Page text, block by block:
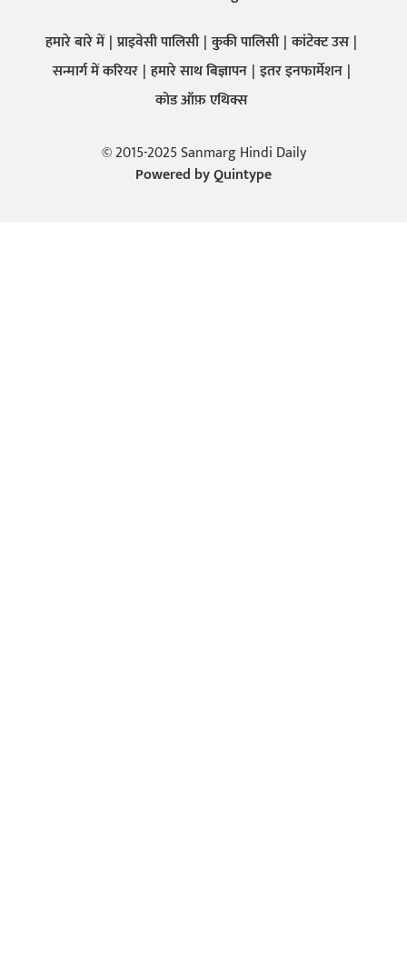
हमारे बारे में प्राइवेसी पालिसी कुकी पालिसी कांटेक्ट उस
सन्मार्ग में करियर हमारे साथ बिज्ञापन इतर इनफार्मेशन
कोड ऑफ़ एथिक्स
© 2015-2025 Sanmarg Hindi Daily
Powered byQuintype